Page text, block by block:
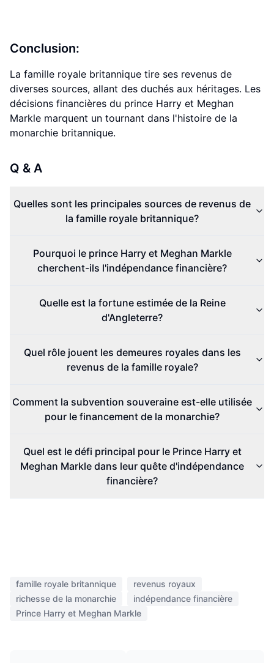
Conclusion:
La famille royale britannique tire ses revenus de
diverses sources, allant des duchés aux héritages. Les
décisions financières du prince Harry et Meghan
Markle marquent un tournant dans l'histoire de la
monarchie britannique.
Q & A
Quelles sont les principales sources de revenus de
la famille royale britannique?
Pourquoi le prince Harry et Meghan Markle
cherchent-ils l'indépendance financière?
Quelle est la fortune estimée de la Reine
d'Angleterre?
Quel rôle jouent les demeures royales dans les
revenus de la famille royale?
Comment la subvention souveraine est-elle utilisée
pour le financement de la monarchie?
Quel est le défi principal pour le Prince Harry et
Meghan Markle dans leur quête d'indépendance
financière?
famille royale britannique
revenus royaux
richesse de la monarchie
indépendance financière
Prince Harry et Meghan Markle